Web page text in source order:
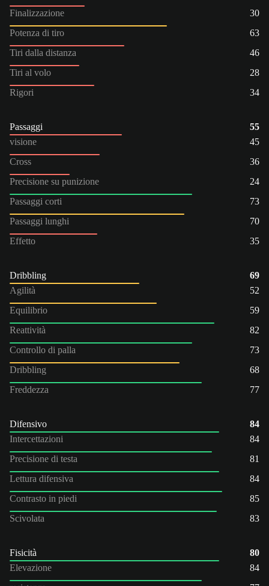
Finalizzazione
30
Potenza di tiro
63
Tiri dalla distanza
46
Tiri al volo
28
Rigori
34
Passaggi
55
visione
45
Cross
36
Precisione su punizione
24
Passaggi corti
73
Passaggi lunghi
70
Effetto
35
Dribbling
69
Agilità
52
Equilibrio
59
Reattività
82
Controllo di palla
73
Dribbling
68
Freddezza
77
Difensivo
84
Intercettazioni
84
Precisione di testa
81
Lettura difensiva
84
Contrasto in piedi
85
Scivolata
83
Fisicità
80
Elevazione
84